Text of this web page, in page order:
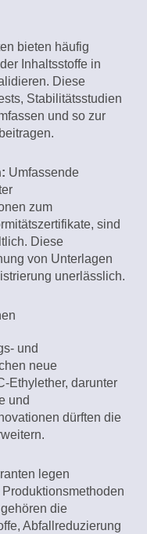
bieten häufig
Inhaltsstoffe in
Diese
Stabilitätsstudien
und so zur
Umfassende
zum
sind
Diese
von Unterlagen
unerlässlich.
und
neue
Ethylether, darunter
und
dürften die
legen
die
Abfallreduzierung